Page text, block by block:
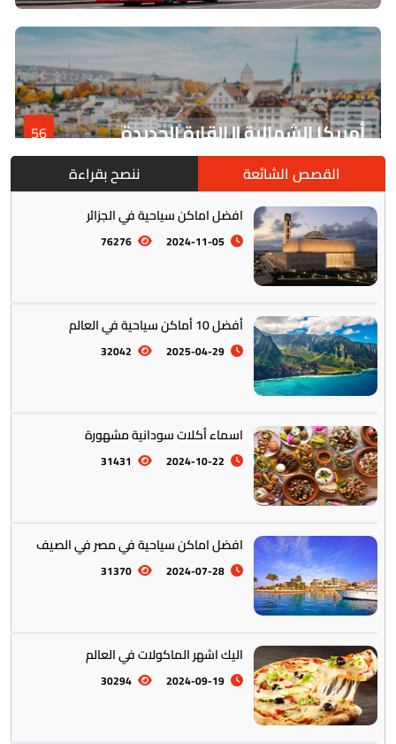
أمريكا الشمالية || القارة الجديدة 56
أمريكا الجنوبية || القارة اللاتينية
أستراليا || أوقيانوسيا
التراث والتقاليد
القصص الشائعة ننصح بقراءة
افضل اماكن سياحية في الجزائر
2024-11-05
76276
أفضل 10 أماكن سياحية في العالم
2025-04-29
32042
اسماء أكلات سودانية مشهورة
2024-10-22
31431
افضل اماكن سياحية في مصر في الصيف
2024-07-28
31370
اليك اشهر الماكولات في العالم
2024-09-19
30294